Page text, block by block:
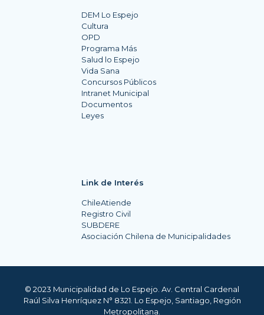
DEM Lo Espejo
Cultura
OPD
Programa Más
Salud lo Espejo
Vida Sana
Concursos Públicos
Intranet Municipal
Documentos
Leyes
Link de Interés
ChileAtiende
Registro Civil
SUBDERE
Asociación Chilena de Municipalidades
© 2023 Municipalidad de Lo Espejo. Av. Central Cardenal
Raúl Silva Henríquez N° 8321. Lo Espejo, Santiago, Región
Metropolitana.